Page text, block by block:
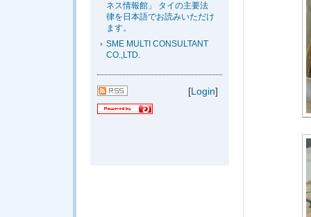
ネス情報館」 タイの主要法
律を日本語でお読みいただけ
ます。
SME MULTI CONSULTANT
CO.,LTD.
[Login]